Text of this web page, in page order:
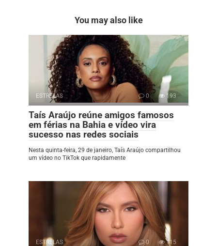
You may also like
ESTRELAS 0 193
Taís Araújo reúne amigos famosos
em férias na Bahia e vídeo vira
sucesso nas redes sociais
Nesta quinta-feira, 29 de janeiro, Taís Araújo compartilhou
um vídeo no TikTok que rapidamente
ESTRELAS 0 115